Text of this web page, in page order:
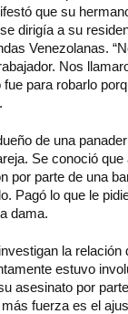
que su
dirigía a su
Venezolanas.
Nos
para robarlo
de una
Se conoció
por parte de una
Pagó lo que le
dama.
la relación
estuvo
asesinato por
fuerza es el